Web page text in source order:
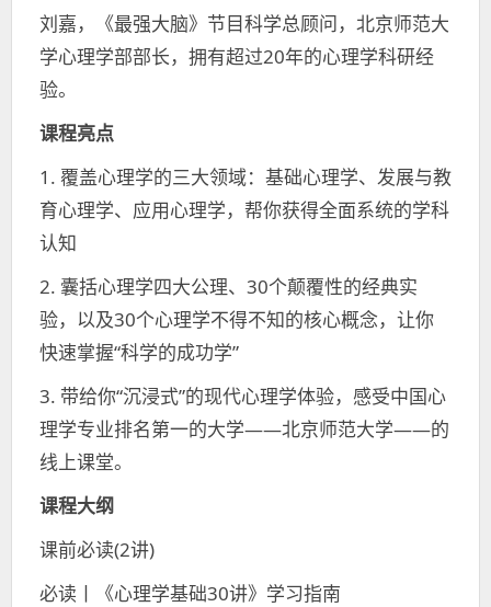
刘嘉，《最强大脑》节目科学总顾问，北京师范大
学心理学部部长，拥有超过20年的心理学科研经
验。
课程亮点
1. 覆盖心理学的三大领域：基础心理学、发展与教
育心理学、应用心理学，帮你获得全面系统的学科
认知
2. 囊括心理学四大公理、30个颠覆性的经典实
验，以及30个心理学不得不知的核心概念，让你
快速掌握“科学的成功学”
3. 带给你“沉浸式”的现代心理学体验，感受中国心
理学专业排名第一的大学——北京师范大学——的
线上课堂。
课程大纲
课前必读(2讲)
必读丨《心理学基础30讲》学习指南